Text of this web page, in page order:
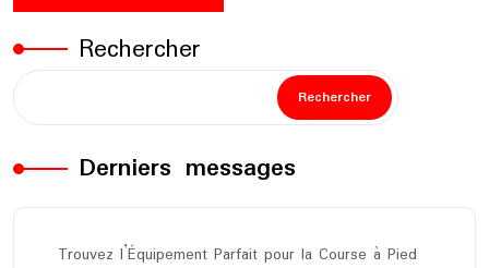
Rechercher
Rechercher
Derniers messages
Trouvez l’Équipement Parfait pour la Course à Pied